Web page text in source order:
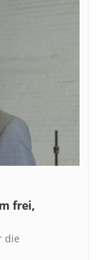
frei,
die